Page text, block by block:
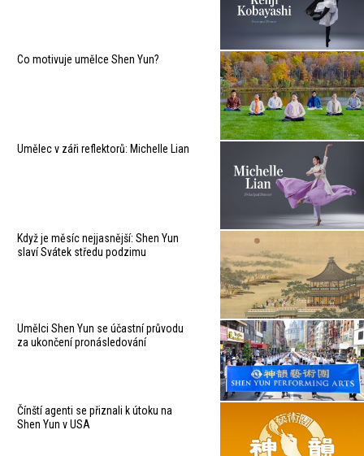
Co motivuje umělce Shen Yun?
Umělec v záři reflektorů: Michelle Lian
Když je měsíc nejjasnější: Shen Yun
slaví Svátek středu podzimu
Umělci Shen Yun se účastní průvodu
za ukončení pronásledování
Čínští agenti se přiznali k útoku na
Shen Yun v USA